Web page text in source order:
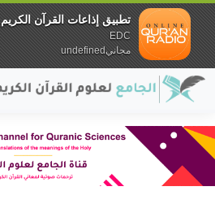
تطبيق إذاعات القرآن الكريم
EDC
مجانيundefined